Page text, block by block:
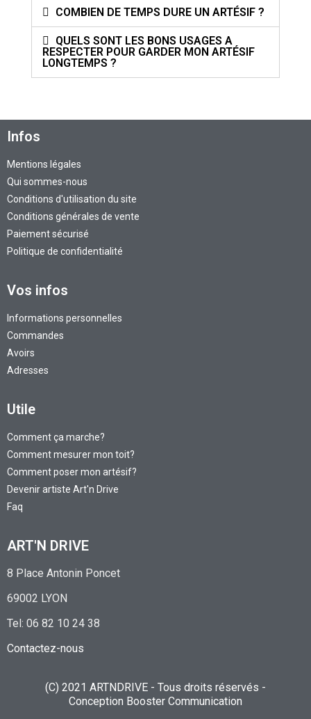
COMBIEN DE TEMPS DURE UN ARTÉSIF ?
QUELS SONT LES BONS USAGES A
RESPECTER POUR GARDER MON ARTÉSIF
LONGTEMPS ?
Infos
Mentions légales
Qui sommes-nous
Conditions d'utilisation du site
Conditions générales de vente
Paiement sécurisé
Politique de confidentialité
Vos infos
Informations personnelles
Commandes
Avoirs
Adresses
Utile
Comment ça marche?
Comment mesurer mon toit?
Comment poser mon artésif?
Devenir artiste Art'n Drive
Faq
ART'N DRIVE
8 Place Antonin Poncet
69002 LYON
Tel: 06 82 10 24 38
Contactez-nous
(C) 2021 ARTNDRIVE - Tous droits réservés -
Conception Booster Communication